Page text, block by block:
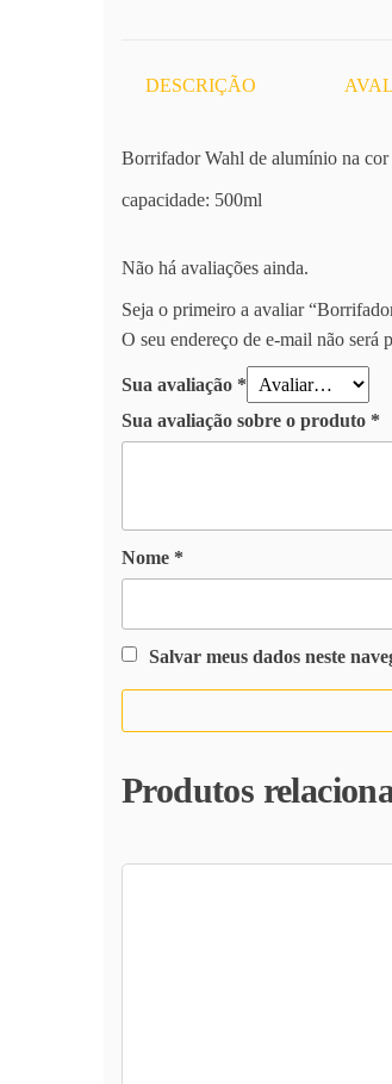
DESCRIÇÃO
Borrifador Wahl de alumínio na
capacidade: 500ml
Não há avaliações ainda.
Seja o primeiro a avaliar
O seu endereço de e-mail não será
Sua avaliação *
Sua avaliação sobre o produto *
Nome *
Salvar meus dados neste
Produtos